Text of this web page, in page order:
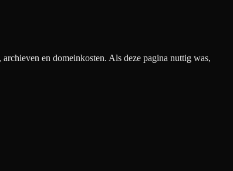
en domeinkosten. Als deze pagina nuttig was,